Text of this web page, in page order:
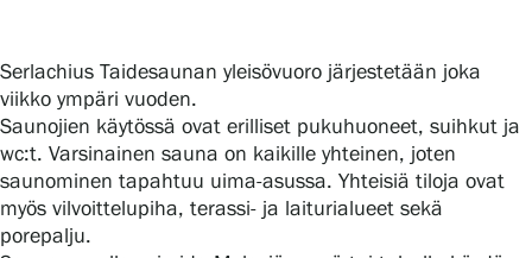
Gösta Serlachiuksen taidesäätiö
Yhteystiedot
Ravintola Gösta
Serlachius Taidesaunan yleisövuoro järjestetään joka
viikko ympäri vuoden.
Saunojien käytössä ovat erilliset pukuhuoneet, suihkut ja
wc:t. Varsinainen sauna on kaikille yhteinen, joten
saunominen tapahtuu uima-asussa. Yhteisiä tiloja ovat
myös vilvoittelupiha, terassi- ja laiturialueet sekä
porepalju.